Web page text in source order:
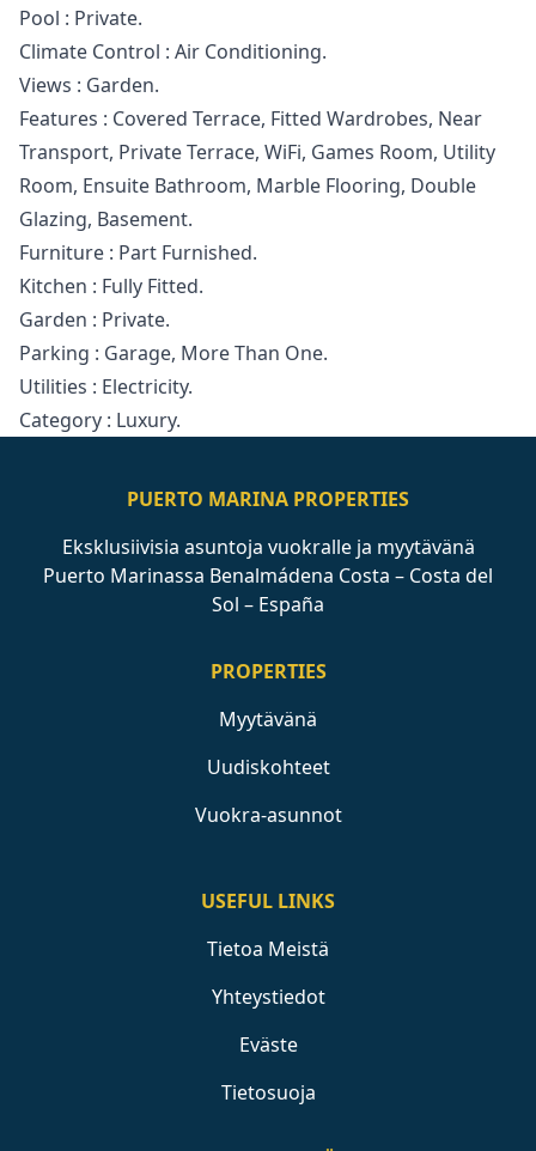
Pool : Private.
Climate Control : Air Conditioning.
Views : Garden.
Features : Covered Terrace, Fitted Wardrobes, Near
Transport, Private Terrace, ‌WiFi, ‌Games ‌Room, ‌Utility
‌Room, Ensuite Bathroom, Marble Flooring, ‌Double
‌Glazing, ‌Basement.
Furniture : Part ‌Furnished.
Kitchen ‌: ‌Fully ‌Fitted.
Garden : ‌Private.
Parking : Garage, ‌More ‌Than ‌One.
Utilities ‌: ‌Electricity.
Category ‌: ‌Luxury.
PUERTO MARINA PROPERTIES
Eksklusiivisia asuntoja vuokralle ja myytävänä
Puerto Marinassa Benalmádena Costa – Costa del
Sol – España
PROPERTIES
Myytävänä
Uudiskohteet
Vuokra-asunnot
USEFUL LINKS
Tietoa Meistä
Yhteystiedot
Eväste
Tietosuoja